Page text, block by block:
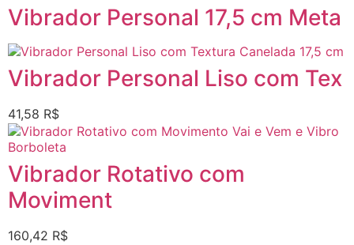
Vibrador Personal 17,5 cm Meta
Vibrador Personal Liso com Tex
41,58 R$
Vibrador Rotativo com
Moviment
160,42 R$